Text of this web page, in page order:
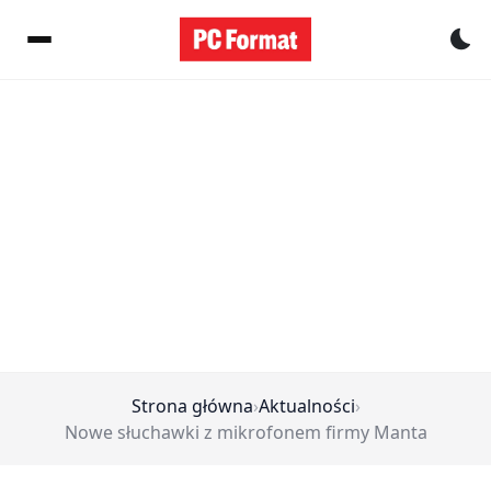
Strona główna›Aktualności›
Nowe słuchawki z mikrofonem firmy Manta